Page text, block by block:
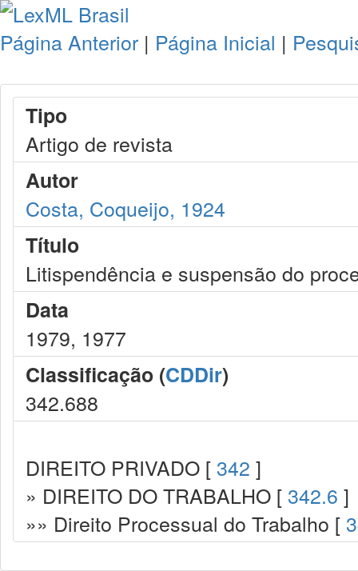
Página Anterior | Página Inicial |
Tipo
Artigo de revista
Autor
Costa, Coqueijo, 1924
Título
Litispendência e suspensão do
Data
1979, 1977
Classificação (CDDir)
342.688
DIREITO PRIVADO [ 342 ]
» DIREITO DO TRABALHO [ 342.6 ]
»» Direito Processual do Trabalho [